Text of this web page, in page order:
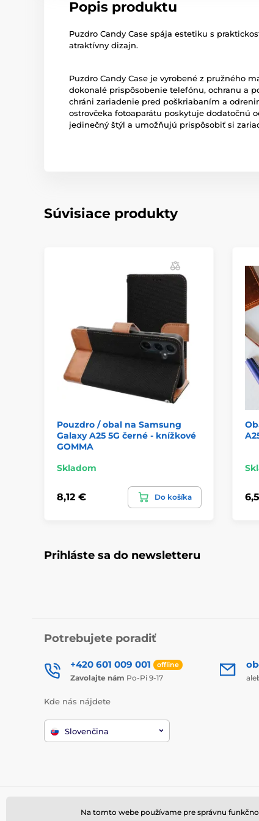
Popis produktu
Puzdro Candy Case spája estetiku s
atraktívny dizajn.
Puzdro Candy Case je vyrobené z pružného
dokonalé prispôsobenie telefónu, ochranu a
chráni zariadenie pred poškriabaním a
ostrovčeka fotoaparátu poskytuje dodatočnú
jedinečný štýl a umožňujú prispôsobiť si
Súvisiace produkty
Pouzdro / obal na Samsung
Galaxy A25 5G černé - knížkové
GOMMA
Skladom
8,12 € Do košíka
Prihláste sa do newsletteru
Potrebujete poradiť
+420 601 009 001 offline
Zavolajte nám Po-Pi 9-17
Kde nás nájdete
Slovenčina
Na tomto webe používame pre správnu